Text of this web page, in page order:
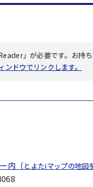
」が必要です。お持
ドウでリンクします。
内（とよたiマップの地図